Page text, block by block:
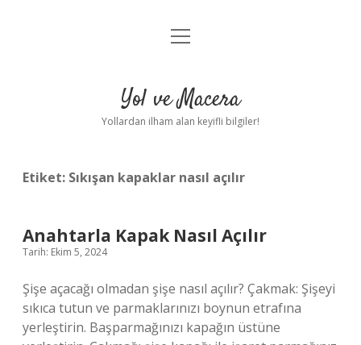
Anasayfa
Yasal Uyarı
menüyü
Yol ve Macera
Yollardan ilham alan keyifli bilgiler!
Etiket: Sıkışan kapaklar nasıl açılır
Anahtarla Kapak Nasıl Açılır
Tarih: Ekim 5, 2024
Şişe açacağı olmadan şişe nasıl açılır? Çakmak: Şişeyi
sıkıca tutun ve parmaklarınızı boynun etrafına
yerleştirin. Başparmağınızı kapağın üstüne